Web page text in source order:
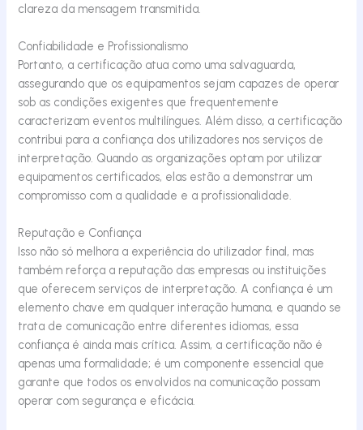
clareza da mensagem transmitida.
Confiabilidade e Profissionalismo
Portanto, a certificação atua como uma salvaguarda,
assegurando que os equipamentos sejam capazes de operar
sob as condições exigentes que frequentemente
caracterizam eventos multilíngues. Além disso, a certificação
contribui para a confiança dos utilizadores nos serviços de
interpretação. Quando as organizações optam por utilizar
equipamentos certificados, elas estão a demonstrar um
compromisso com a qualidade e a profissionalidade.
Reputação e Confiança
Isso não só melhora a experiência do utilizador final, mas
também reforça a reputação das empresas ou instituições
que oferecem serviços de interpretação. A confiança é um
elemento chave em qualquer interação humana, e quando se
trata de comunicação entre diferentes idiomas, essa
confiança é ainda mais crítica. Assim, a certificação não é
apenas uma formalidade; é um componente essencial que
garante que todos os envolvidos na comunicação possam
operar com segurança e eficácia.